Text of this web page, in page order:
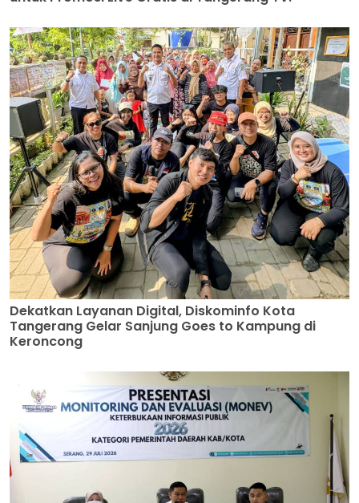
Dekatkan Layanan Digital, Diskominfo Kota
Tangerang Gelar Sanjung Goes to Kampung di
Keroncong